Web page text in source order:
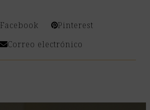
Facebook
Pinterest
Correo electrónico